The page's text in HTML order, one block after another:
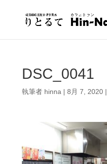
DSC_0041
執筆者 hinna | 8月 7, 2020|